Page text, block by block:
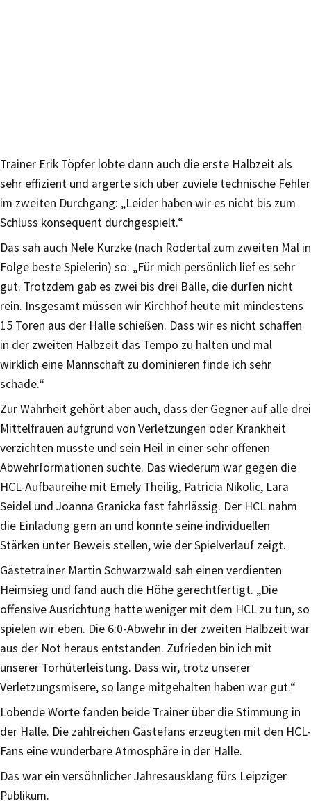
Trainer Erik Töpfer lobte dann auch die erste Halbzeit als
sehr effizient und ärgerte sich über zuviele technische Fehler
im zweiten Durchgang: „Leider haben wir es nicht bis zum
Schluss konsequent durchgespielt.“
Das sah auch Nele Kurzke (nach Rödertal zum zweiten Mal in
Folge beste Spielerin) so: „Für mich persönlich lief es sehr
gut. Trotzdem gab es zwei bis drei Bälle, die dürfen nicht
rein. Insgesamt müssen wir Kirchhof heute mit mindestens
15 Toren aus der Halle schießen. Dass wir es nicht schaffen
in der zweiten Halbzeit das Tempo zu halten und mal
wirklich eine Mannschaft zu dominieren finde ich sehr
schade.“
Zur Wahrheit gehört aber auch, dass der Gegner auf alle drei
Mittelfrauen aufgrund von Verletzungen oder Krankheit
verzichten musste und sein Heil in einer sehr offenen
Abwehrformationen suchte. Das wiederum war gegen die
HCL-Aufbaureihe mit Emely Theilig, Patricia Nikolic, Lara
Seidel und Joanna Granicka fast fahrlässig. Der HCL nahm
die Einladung gern an und konnte seine individuellen
Stärken unter Beweis stellen, wie der Spielverlauf zeigt.
Gästetrainer Martin Schwarzwald sah einen verdienten
Heimsieg und fand auch die Höhe gerechtfertigt. „Die
offensive Ausrichtung hatte weniger mit dem HCL zu tun, so
spielen wir eben. Die 6:0-Abwehr in der zweiten Halbzeit war
aus der Not heraus entstanden. Zufrieden bin ich mit
unserer Torhüterleistung. Dass wir, trotz unserer
Verletzungsmisere, so lange mitgehalten haben war gut.“
Lobende Worte fanden beide Trainer über die Stimmung in
der Halle. Die zahlreichen Gästefans erzeugten mit den HCL-
Fans eine wunderbare Atmosphäre in der Halle.
Das war ein versöhnlicher Jahresausklang fürs Leipziger
Publikum.